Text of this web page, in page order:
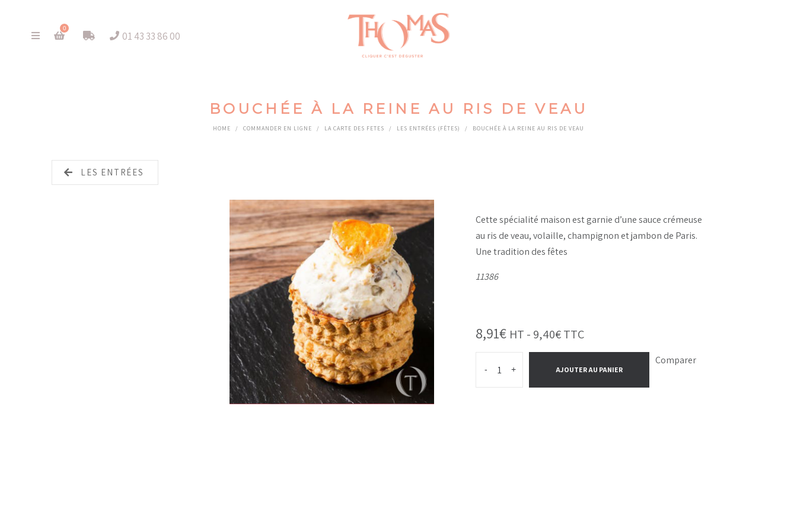
0
01 43 33 86 00
BOUCHÉE À LA REINE AU RIS DE VEAU
HOME / COMMANDER EN LIGNE / LA CARTE DES FETES / LES ENTRÉES (FÊTES) / BOUCHÉE À LA REINE AU RIS DE VEAU
LES ENTRÉES
Cette spécialité maison est garnie d’une sauce crémeuse
au ris de veau, volaille, champignon et jambon de Paris.
Une tradition des fêtes
11386
8,91€ HT - 9,40€TTC
- + AJOUTER AU PANIER
Comparer